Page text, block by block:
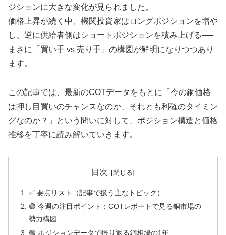
ジションに大きな変化が見られました。
価格上昇が続く中、機関投資家はロングポジションを増や
し、逆に供給者側はショートポジションを積み上げる──
まさに「買い手 vs 売り手」の構図が鮮明になりつつあり
ます。
この記事では、最新のCOTデータをもとに「今の銅価格
は押し目買いのチャンスなのか、それとも利確のタイミン
グなのか？」という問いに対して、ポジション構造と価格
推移を丁寧に読み解いていきます。
目次
✅ 要点リスト（記事で扱う主なトピック）
🟢 今週の注目ポイント：COTレポートで見る銅市場の
勢力構図
🟢 ポジションデータで振り返る銅相場の1年